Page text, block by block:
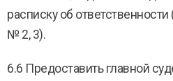
расписку об
№ 2, 3).
6.6 Предоставить главной